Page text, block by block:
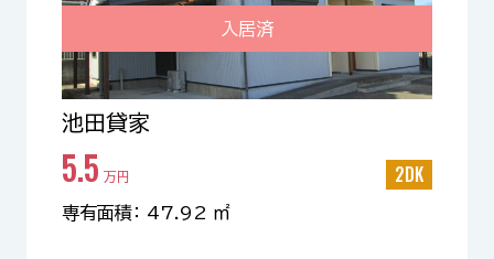
入居済
池田貸家
5.5 万円 2DK
専有面積： 47.92 ㎡